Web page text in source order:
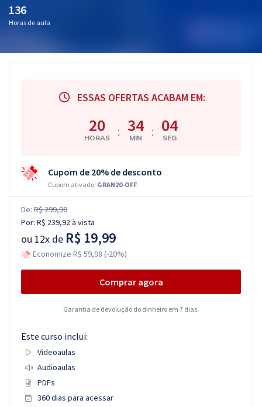
Atendimento
136
Horas de aula
ESSAS OFERTAS ACABAM EM:
20
HORAS : 34
MIN : 04
SEG
Cupom de 20% de desconto
Cupom ativado: GRAN20-OFF
De: R$ 299,90
Por: R$ 239,92à vista
ou 12x de R$ 19,99
Economize R$ 59,98 (-20%)
Comprar agora
Garantia de devolução do dinheiro em 7 dias.
Este curso inclui:
Videoaulas
Audioaulas
PDFs
360 dias para acessar